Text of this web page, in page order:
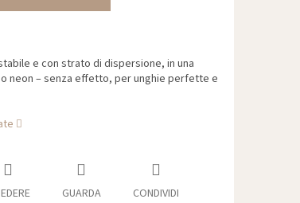
e con strato di dispersione, in una
neon – senza effetto, per unghie perfette e
GUARDA CONDIVIDI